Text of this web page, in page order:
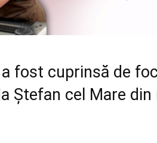
fost cuprinsă de
Ștefan cel Mare din